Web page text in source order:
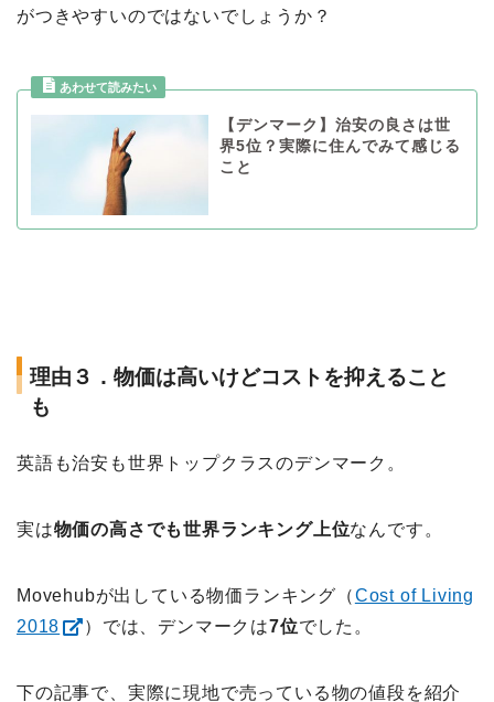
がつきやすいのではないでしょうか？
【デンマーク】治安の良さは世
界5位？実際に住んでみて感じる
こと
理由３．物価は高いけどコストを抑えること
も
英語も治安も世界トップクラスのデンマーク。
実は物価の高さでも世界ランキング上位なんです。
Movehubが出している物価ランキング（Cost of Living
2018
）では、デンマークは7位でした。
下の記事で、実際に現地で売っている物の値段を紹介